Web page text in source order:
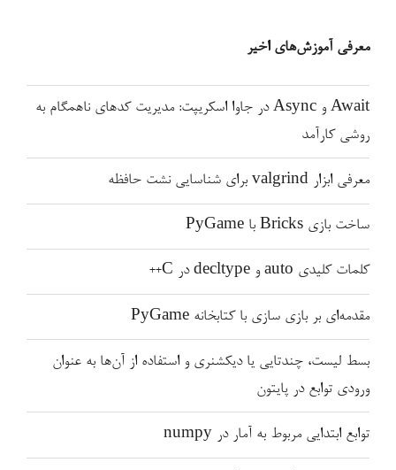
prophet
معرفی آموزش‌های اخیر
Await و Async در جاوا اسکریپت: مدیریت کدهای ناهمگام به
روشی کارآمد
معرفی ابزار valgrind برای شناسایی نشت حافظه
ساخت بازی Bricks با PyGame
کلمات کلیدی auto و decltype در C++
مقدمه‌ای بر بازی سازی با کتابخانه PyGame
بسط لیست، چندتایی یا دیکشنری و استفاده از آن‌ها به عنوان
ورودی توابع در پایتون
توابع ابتدایی مربوط به آمار در numpy